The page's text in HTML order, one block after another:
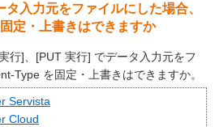
タ入力元をファイルにした場合、
定・上書きはできますか
行]、[PUT 実行] でデータ入力元をフ
Type を固定・上書きはできますか。
Servista
Cloud